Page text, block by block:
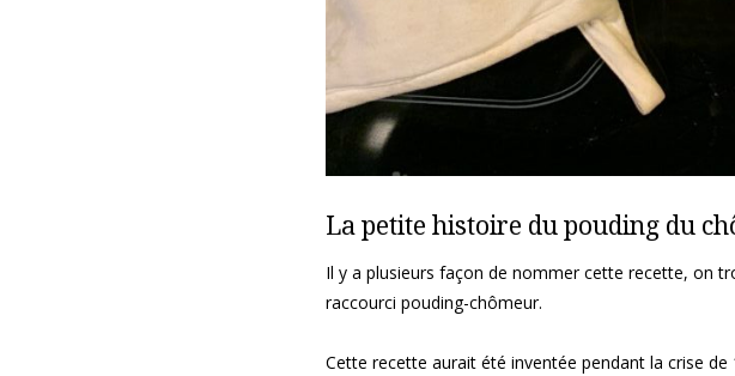
La petite histoire du pouding du
Il y a plusieurs façon de nommer cette recette, on
raccourci pouding-chômeur.
Cette recette aurait été inventée pendant la crise